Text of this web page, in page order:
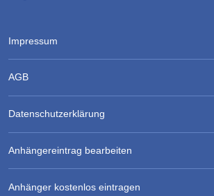
Impressum
AGB
Datenschutzerklärung
Anhängereintrag bearbeiten
Anhänger kostenlos eintragen